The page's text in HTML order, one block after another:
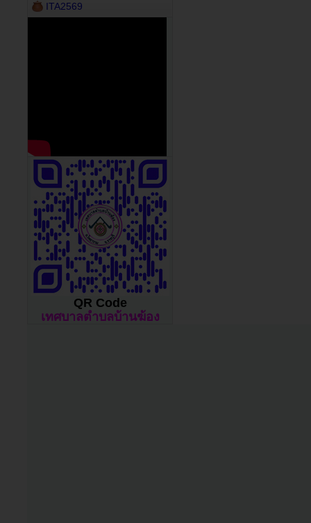
ITA2569
QR Code
เทศบาลตำบลบ้านฆ้อง